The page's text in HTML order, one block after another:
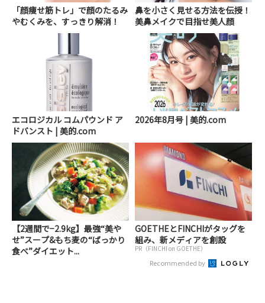
「顔痩せ筋トレ」で顔のたるみ
やむくみを、すっきり解消！
鼻を小さく見せる方法を伝授！
美鼻メイクで目指せ美人顔
エコロジカル コムパウンド ア
ドバンスト | 美的.com
2026年8月号 | 美的.com
【2週間で−2.9kg】最強“美や
せ”スープ&もち麦の“ばっかり
食べ”ダイエット...
GOETHEとFINCHIがタッグを
組み、新メディアを創設
PR（FINCHI on GOETHE）
Recommended by